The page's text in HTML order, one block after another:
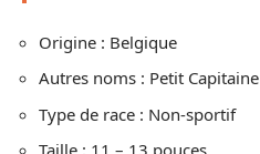
Origine : Belgique
Autres noms : Petit Capitaine
Type de race : Non-sportif